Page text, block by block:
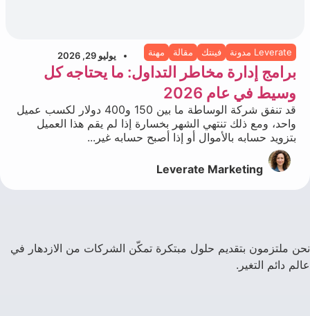
Leverate مدونة فينتك مقالة مهنة يوليو 29, 2026
برامج إدارة مخاطر التداول: ما يحتاجه كل
وسيط في عام 2026
قد تنفق شركة الوساطة ما بين 150 و400 دولار لكسب عميل
واحد، ومع ذلك تنتهي الشهر بخسارة إذا لم يقم هذا العميل
بتزويد حسابه بالأموال أو إذا أصبح حسابه غير...
Leverate Marketing
نحن ملتزمون بتقديم حلول مبتكرة تمكّن الشركات من الازدهار في
عالم دائم التغير.